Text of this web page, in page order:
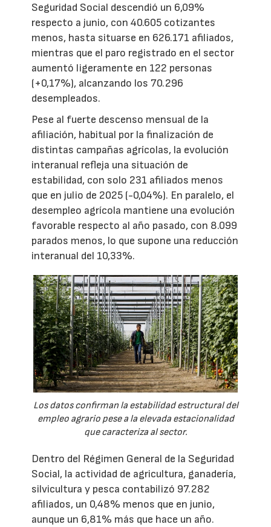
Seguridad Social descendió un 6,09%
respecto a junio, con 40.605 cotizantes
menos, hasta situarse en 626.171 afiliados,
mientras que el paro registrado en el sector
aumentó ligeramente en 122 personas
(+0,17%), alcanzando los 70.296
desempleados.
Pese al fuerte descenso mensual de la
afiliación, habitual por la finalización de
distintas campañas agrícolas, la evolución
interanual refleja una situación de
estabilidad, con solo 231 afiliados menos
que en julio de 2025 (-0,04%). En paralelo, el
desempleo agrícola mantiene una evolución
favorable respecto al año pasado, con 8.099
parados menos, lo que supone una reducción
interanual del 10,33%.
Los datos confirman la estabilidad estructural del
empleo agrario pese a la elevada estacionalidad
que caracteriza al sector.
Dentro del Régimen General de la Seguridad
Social, la actividad de agricultura, ganadería,
silvicultura y pesca contabilizó 97.282
afiliados, un 0,48% menos que en junio,
aunque un 6,81% más que hace un año.